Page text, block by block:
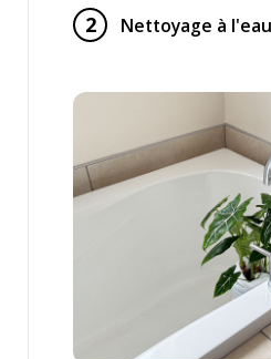
2 Nettoyage à l'eau